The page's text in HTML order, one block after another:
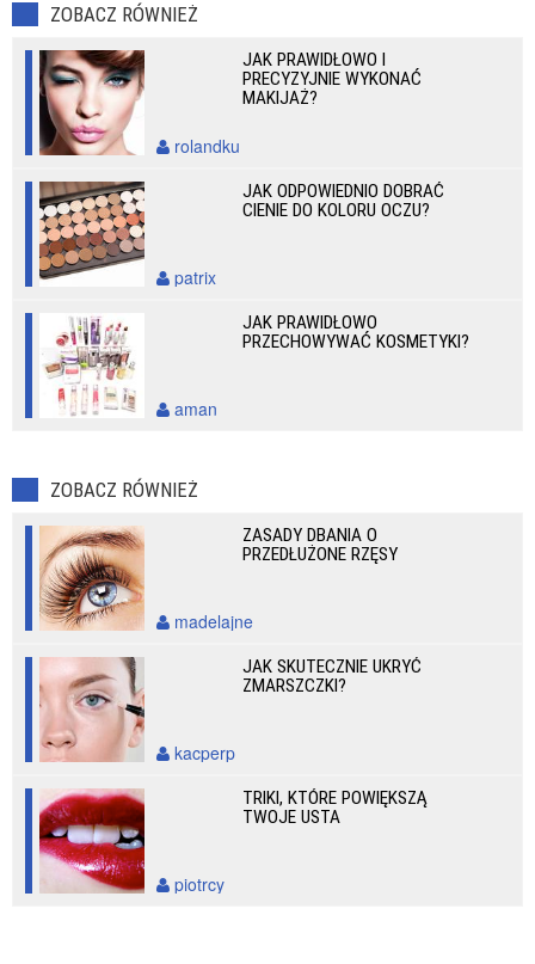
ZOBACZ RÓWNIEŻ
JAK PRAWIDŁOWO I
PRECYZYJNIE WYKONAĆ
MAKIJAŻ?
rolandku
JAK ODPOWIEDNIO DOBRAĆ
CIENIE DO KOLORU OCZU?
patrix
JAK PRAWIDŁOWO
PRZECHOWYWAĆ KOSMETYKI?
aman
ZOBACZ RÓWNIEŻ
ZASADY DBANIA O
PRZEDŁUŻONE RZĘSY
madelajne
JAK SKUTECZNIE UKRYĆ
ZMARSZCZKI?
kacperp
TRIKI, KTÓRE POWIĘKSZĄ
TWOJE USTA
piotrcy